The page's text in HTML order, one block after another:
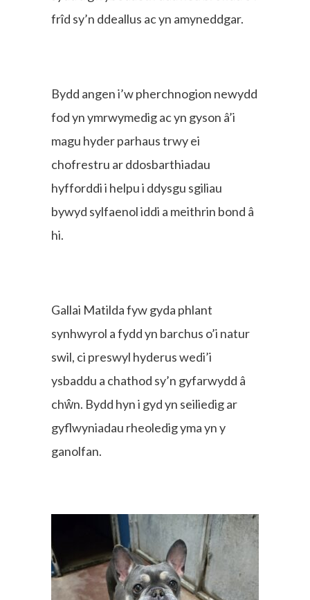
frîd sy’n ddeallus ac yn amyneddgar.
Bydd angen i’w pherchnogion newydd
fod yn ymrwymedig ac yn gyson â’i
magu hyder parhaus trwy ei
chofrestru ar ddosbarthiadau
hyfforddi i helpu i ddysgu sgiliau
bywyd sylfaenol iddi a meithrin bond â
hi.
Gallai Matilda fyw gyda phlant
synhwyrol a fydd yn barchus o’i natur
swil, ci preswyl hyderus wedi’i
ysbaddu a chathod sy’n gyfarwydd â
chŵn. Bydd hyn i gyd yn seiliedig ar
gyflwyniadau rheoledig yma yn y
ganolfan.